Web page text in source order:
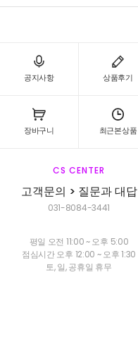
공지사항 상품후기
장바구니 최근본상품
CS CENTER
고객문의 > 질문과 대답
031-8084-3441
평일 오전 11:00 ~ 오후 5:00
점심시간 오후 12:00 ~ 오후 1:30
토, 일, 공휴일 휴무